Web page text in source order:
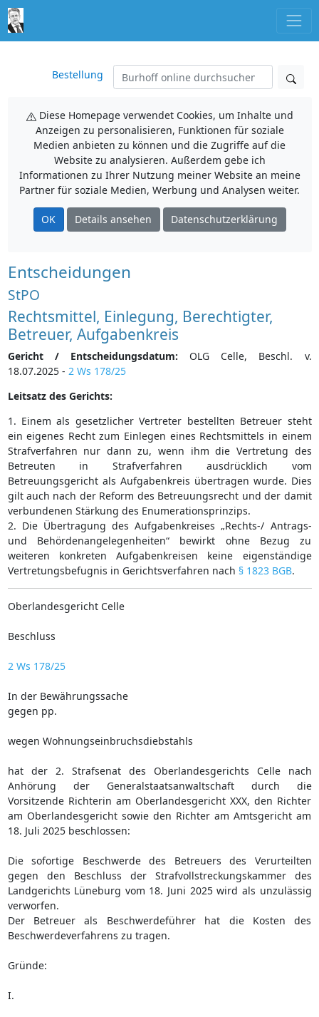
Bestellung
Diese Homepage verwendet Cookies, um Inhalte und
Anzeigen zu personalisieren, Funktionen für soziale
Medien anbieten zu können und die Zugriffe auf die
Website zu analysieren. Außerdem gebe ich
Informationen zu Ihrer Nutzung meiner Website an meine
Partner für soziale Medien, Werbung und Analysen weiter.
OK Details ansehen Datenschutzerklärung
Entscheidungen
StPO
Rechtsmittel, Einlegung, Berechtigter,
Betreuer, Aufgabenkreis
Gericht / Entscheidungsdatum: OLG Celle, Beschl. v.
18.07.2025 - 2 Ws 178/25
Leitsatz des Gerichts:
1. Einem als gesetzlicher Vertreter bestellten Betreuer steht
ein eigenes Recht zum Einlegen eines Rechtsmittels in einem
Strafverfahren nur dann zu, wenn ihm die Vertretung des
Betreuten in Strafverfahren ausdrücklich vom
Betreuungsgericht als Aufgabenkreis übertragen wurde. Dies
gilt auch nach der Reform des Betreuungsrecht und der damit
verbundenen Stärkung des Enumerationsprinzips.
2. Die Übertragung des Aufgabenkreises „Rechts-/ Antrags-
und Behördenangelegenheiten“ bewirkt ohne Bezug zu
weiteren konkreten Aufgabenkreisen keine eigenständige
Vertretungsbefugnis in Gerichtsverfahren nach § 1823 BGB.
Oberlandesgericht Celle
Beschluss
2 Ws 178/25
In der Bewährungssache
gegen pp.
wegen Wohnungseinbruchsdiebstahls
hat der 2. Strafsenat des Oberlandesgerichts Celle nach
Anhörung der Generalstaatsanwaltschaft durch die
Vorsitzende Richterin am Oberlandesgericht XXX, den Richter
am Oberlandesgericht sowie den Richter am Amtsgericht am
18. Juli 2025 beschlossen:
Die sofortige Beschwerde des Betreuers des Verurteilten
gegen den Beschluss der Strafvollstreckungskammer des
Landgerichts Lüneburg vom 18. Juni 2025 wird als unzulässig
verworfen.
Der Betreuer als Beschwerdeführer hat die Kosten des
Beschwerdeverfahrens zu tragen.
Gründe:
I.